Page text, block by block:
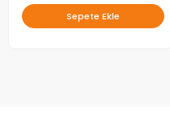
Sepete Ekle